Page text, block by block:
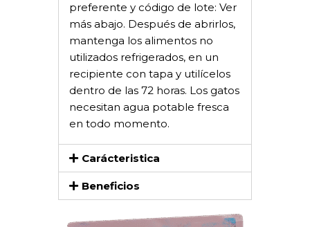
preferente y código de lote: Ver
más abajo. Después de abrirlos,
mantenga los alimentos no
utilizados refrigerados, en un
recipiente con tapa y utilícelos
dentro de las 72 horas. Los gatos
necesitan agua potable fresca
en todo momento.
Carácteristica
Beneficios